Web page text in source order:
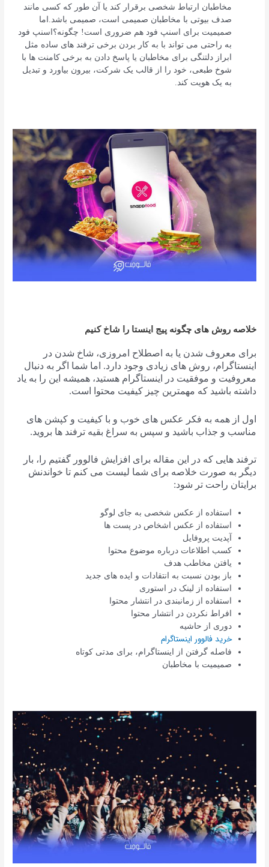
مخاطبان ارتباط شخصی برقرار کند یا آن طور که کسی مانند
صدف بیوتی با مخاطبان صمیمی است، صمیمی باشد.اما
صمیمیت برای اسنپ فود هم ضروری است! چگونه؟اسنپ فود
به راحتی می تواند با به کار بردن برخی ترفند های ساده مثل
ابراز دلتنگی برای مخاطبان یا پاسخ دادن به برخی کامنت ها با
شوخ طبعی، خود را از قالب یک شرکت، بیرون بیاورد و تبدیل
به یک هویت کند.
خلاصه روش های چگونه پیج اینستا را شاخ کنیم
برای معروف شدن یا به اصطلاح امروزی، شاخ شدن در
اینستاگرام، روش های زیادی وجود دارد. اما شما اگر به دنبال
معروفیت و موفقیت در اینستاگرام هستید، همیشه این را به یاد
داشته باشید که مهمترین چیز کیفیت محتوا است.
اول از همه به فکر عکس های خوب و با کیفیت و کپشن های
مناسب و جذاب باشید و سپس به سراغ بقیه ترفند ها بروید.
ترفند هایی که در این مقاله برای افزایش فالوور گفتیم را، بار
دیگر به صورت خلاصه برای شما لیست می کنم تا خواندنش
برایتان راحت تر شود:
استفاده از عکس شخصی به جای لوگو
استفاده از عکس اشخاص در پست ها
آپدیت پروفایل
کسب اطلاعات درباره موضوع محتوا
یافتن مخاطب هدف
باز بودن نسبت به انتقادات و ایده های جدید
استفاده از لینک در استوری
استفاده از زمانبندی در انتشار محتوا
افراط نکردن در انتشار محتوا
دوری از حاشیه
خرید فالوور اینستاگرام
فاصله گرفتن از اینستاگرام، برای مدتی کوتاه
صمیمیت با مخاطبان